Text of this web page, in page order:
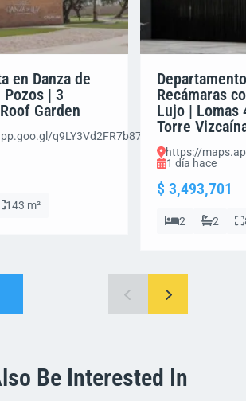
en Danza de
| 3
Garden
q9LY3Vd2FR7b87Em8
143 m²
Recámaras
Lujo | Lomas
Torre
https://
1 día hace
$ 3,493,701
2 2
Be Interested In